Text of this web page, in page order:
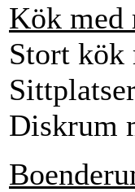
Kök med
Stort
Diskrum